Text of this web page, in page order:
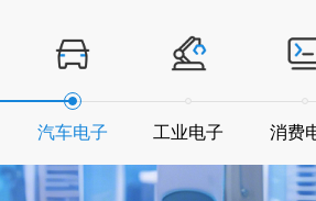
汽车电子 工业电子 消费